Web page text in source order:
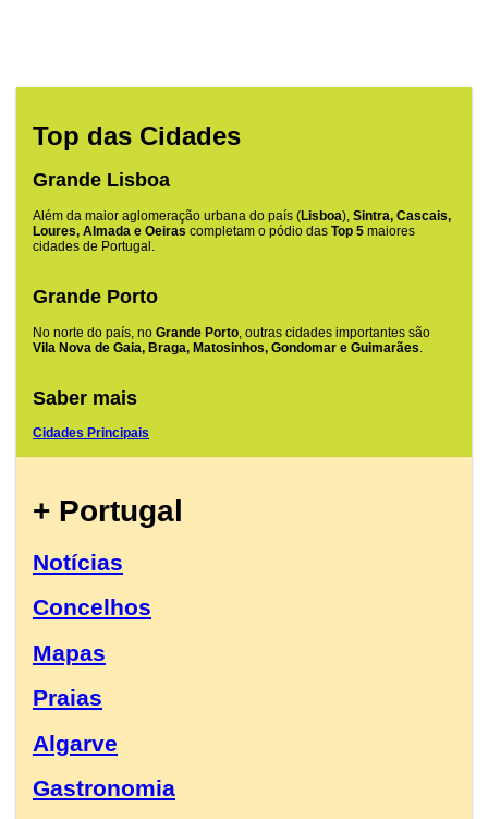
Top das Cidades
Grande Lisboa
Além da maior aglomeração urbana do país (Lisboa), Sintra, Cascais,
Loures, Almada e Oeiras completam o pódio das Top 5 maiores
cidades de Portugal.
Grande Porto
No norte do país, no Grande Porto , outras cidades importantes são
Vila Nova de Gaia, Braga, Matosinhos, Gondomar e Guimarães
Saber mais
Cidades Principais
+ Portugal
Notícias
Concelhos
Mapas
Praias
Algarve
Gastronomia